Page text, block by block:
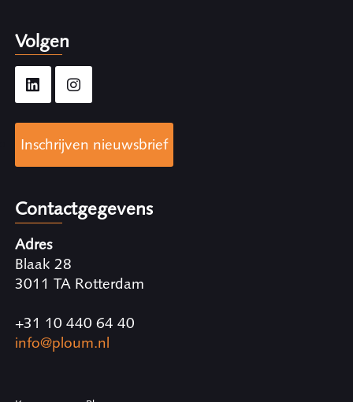
Volgen
Inschrijven nieuwsbrief
Contactgegevens
Adres
Blaak 28
3011 TA Rotterdam
+31 10 440 64 40
info@ploum.nl